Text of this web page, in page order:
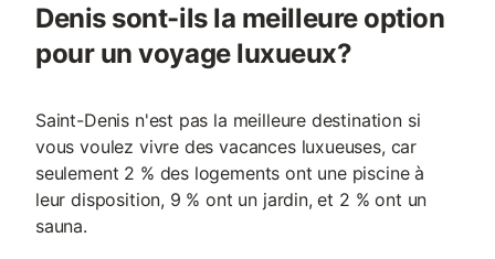
Denis sont-ils la meilleure option
pour un voyage luxueux?
Saint-Denis n'est pas la meilleure destination si
vous voulez vivre des vacances luxueuses, car
seulement 2 % des logements ont une piscine à
leur disposition, 9 % ont un jardin, et 2 % ont un
sauna.